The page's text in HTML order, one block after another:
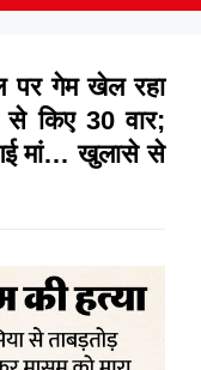
पर गेम खेल रहा
से किए 30 वार;
मां… खुलासे से